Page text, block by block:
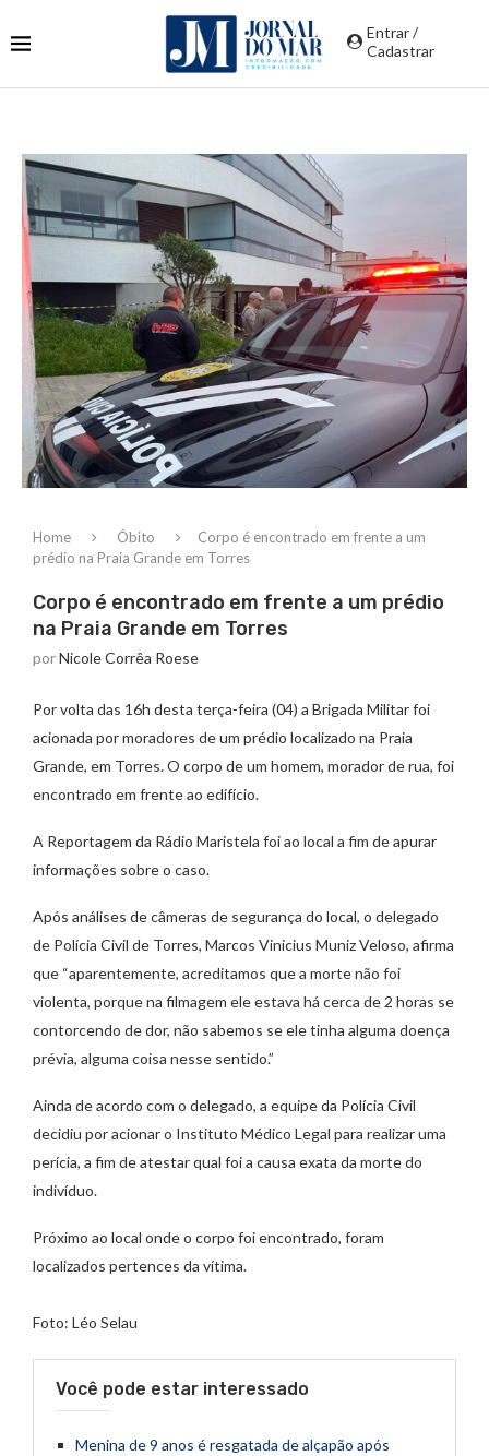
Entrar /
Cadastrar
Home Óbito
Corpo é encontrado em frente a um
prédio na Praia Grande em Torres
Corpo é encontrado em frente a um prédio
na Praia Grande em Torres
porNicole Corrêa Roese
Por volta das 16h desta terça-feira (04) a Brigada Militar foi
acionada por moradores de um prédio localizado na Praia
Grande, em Torres. O corpo de um homem, morador de rua, foi
encontrado em frente ao edifício.
A Reportagem da Rádio Maristela foi ao local a fim de apurar
informações sobre o caso.
Após análises de câmeras de segurança do local, o delegado
de Polícia Civil de Torres, Marcos Vinicius Muniz Veloso, afirma
que “aparentemente, acreditamos que a morte não foi
violenta, porque na filmagem ele estava há cerca de 2 horas se
contorcendo de dor, não sabemos se ele tinha alguma doença
prévia, alguma coisa nesse sentido.”
Ainda de acordo com o delegado, a equipe da Polícia Civil
decidiu por acionar o Instituto Médico Legal para realizar uma
perícia, a fim de atestar qual foi a causa exata da morte do
indivíduo.
Próximo ao local onde o corpo foi encontrado, foram
localizados pertences da vítima.
Foto: Léo Selau
Você pode estar interessado
Menina de 9 anos é resgatada de alçapão após